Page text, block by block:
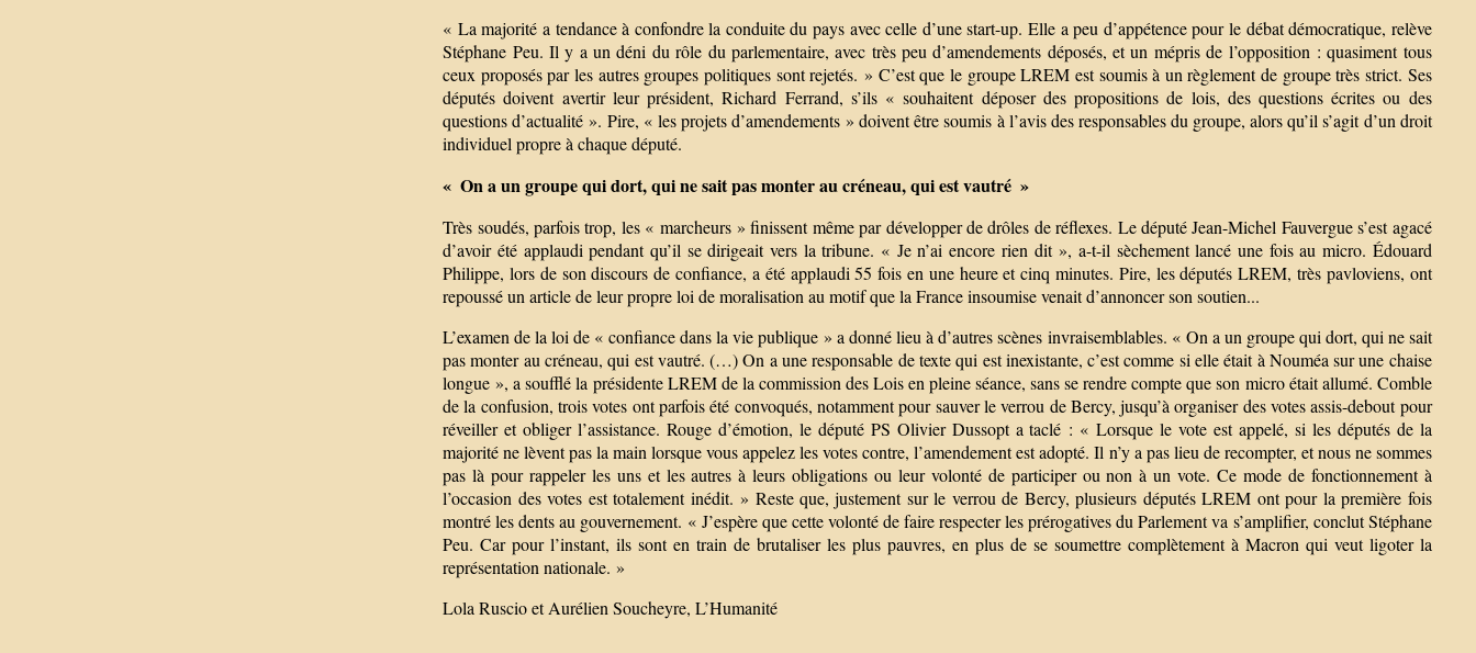
« La majorité a tendance à confondre la conduite du pays avec celle d’une start-up. Elle a peu d’appétence pour le débat démocratique, relève
Stéphane Peu. Il y a un déni du rôle du parlementaire, avec très peu d’amendements déposés, et un mépris de l’opposition : quasiment tous
ceux proposés par les autres groupes politiques sont rejetés. » C’est que le groupe LREM est soumis à un règlement de groupe très strict. Ses
députés doivent avertir leur président, Richard Ferrand, s’ils « souhaitent déposer des propositions de lois, des questions écrites ou des
questions d’actualité ». Pire, « les projets d’amendements » doivent être soumis à l’avis des responsables du groupe, alors qu’il s’agit d’un droit
individuel propre à chaque député.
« On a un groupe qui dort, qui ne sait pas monter au créneau, qui est vautré »
Très soudés, parfois trop, les « marcheurs » finissent même par développer de drôles de réflexes. Le député Jean-Michel Fauvergue s’est agacé
d’avoir été applaudi pendant qu’il se dirigeait vers la tribune. « Je n’ai encore rien dit », a-t-il sèchement lancé une fois au micro. Édouard
Philippe, lors de son discours de confiance, a été applaudi 55 fois en une heure et cinq minutes. Pire, les députés LREM, très pavloviens, ont
repoussé un article de leur propre loi de moralisation au motif que la France insoumise venait d’annoncer son soutien...
L’examen de la loi de « confiance dans la vie publique » a donné lieu à d’autres scènes invraisemblables. « On a un groupe qui dort, qui ne sait
pas monter au créneau, qui est vautré. (…) On a une responsable de texte qui est inexistante, c’est comme si elle était à Nouméa sur une chaise
longue », a soufflé la présidente LREM de la commission des Lois en pleine séance, sans se rendre compte que son micro était allumé. Comble
de la confusion, trois votes ont parfois été convoqués, notamment pour sauver le verrou de Bercy, jusqu’à organiser des votes assis-debout pour
réveiller et obliger l’assistance. Rouge d’émotion, le député PS Olivier Dussopt a taclé : « Lorsque le vote est appelé, si les députés de la
majorité ne lèvent pas la main lorsque vous appelez les votes contre, l’amendement est adopté. Il n’y a pas lieu de recompter, et nous ne sommes
pas là pour rappeler les uns et les autres à leurs obligations ou leur volonté de participer ou non à un vote. Ce mode de fonctionnement à
l’occasion des votes est totalement inédit. » Reste que, justement sur le verrou de Bercy, plusieurs députés LREM ont pour la première fois
montré les dents au gouvernement. « J’espère que cette volonté de faire respecter les prérogatives du Parlement va s’amplifier, conclut Stéphane
Peu. Car pour l’instant, ils sont en train de brutaliser les plus pauvres, en plus de se soumettre complètement à Macron qui veut ligoter la
représentation nationale. »
Lola Ruscio et Aurélien Soucheyre, L’Humanité